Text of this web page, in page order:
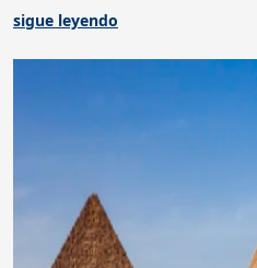
sigue leyendo